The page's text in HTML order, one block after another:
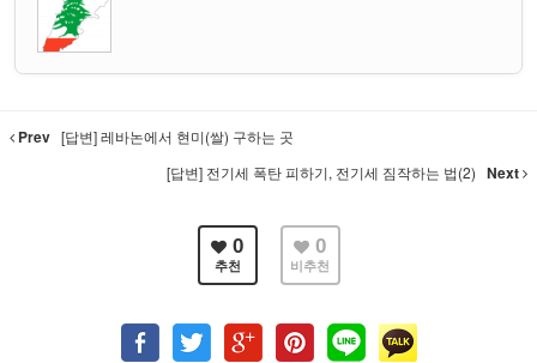
Prev [답변] 레바논에서 현미(쌀) 구하는 곳
[답변] 전기세 폭탄 피하기, 전기세 짐작하는 법(2) Next
0
추천
0
비추천